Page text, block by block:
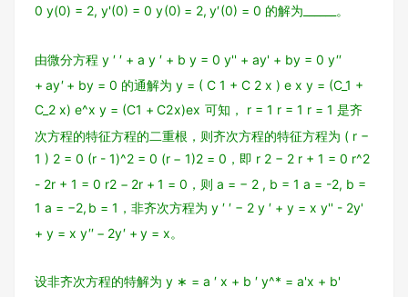
0 y(0) = 2, y'(0) = 0 y(0) = 2, y′(0) = 0 的解为______。
由微分方程 y ′ ′ + a y ′ + b y = 0 y'' + ay' + by = 0 y′′
+ ay′ + by = 0 的通解为 y = ( C 1 + C 2 x ) e x y = (C_1 +
C_2 x) e^x y = (C1 + C2x)ex 可知， r = 1 r = 1 r = 1 是齐
次方程的特征方程的二重根，则齐次方程的特征方程为 ( r −
1 ) 2 = 0 (r - 1)^2 = 0 (r − 1)2 = 0 ，即 r 2 − 2 r + 1 = 0 r^2
- 2r + 1 = 0 r2 − 2r + 1 = 0 ，则 a = − 2 , b = 1 a = -2, b =
1 a = −2, b = 1 ，非齐次方程为 y ′ ′ − 2 y ′ + y = x y'' - 2y'
+ y = x y′′ − 2y′ + y = x。
设非齐次方程的特解为 y ∗ = a ′ x + b ′ y^* = a'x + b'